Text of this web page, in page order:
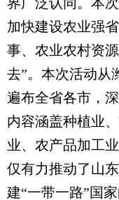
加快建设农业强
事、农业农村资
去”。本次活动从
遍布全省各市，
内容涵盖种植业
业、农产品加工
仅有力推动了山
建“一带一路”国